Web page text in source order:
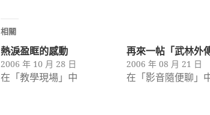
相關
熱淚盈眶的感動
2006 年 10 月 28 日
在「教學現場」中
再來一帖「武林外
2006 年 08 月 21 日
在「影音隨便聊」